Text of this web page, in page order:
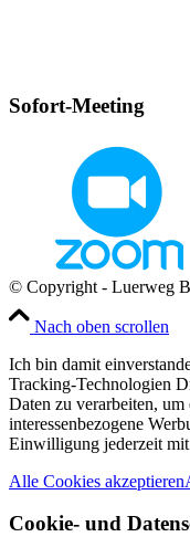
Sofort-Meeting
© Copyright - Luerweg
Nach oben scrollen
Ich bin damit
Tracking-Technologien
Daten zu verarbeiten,
interessenbezogene
Einwilligung jederzeit
Alle Cookies akzeptieren
Cookie- und